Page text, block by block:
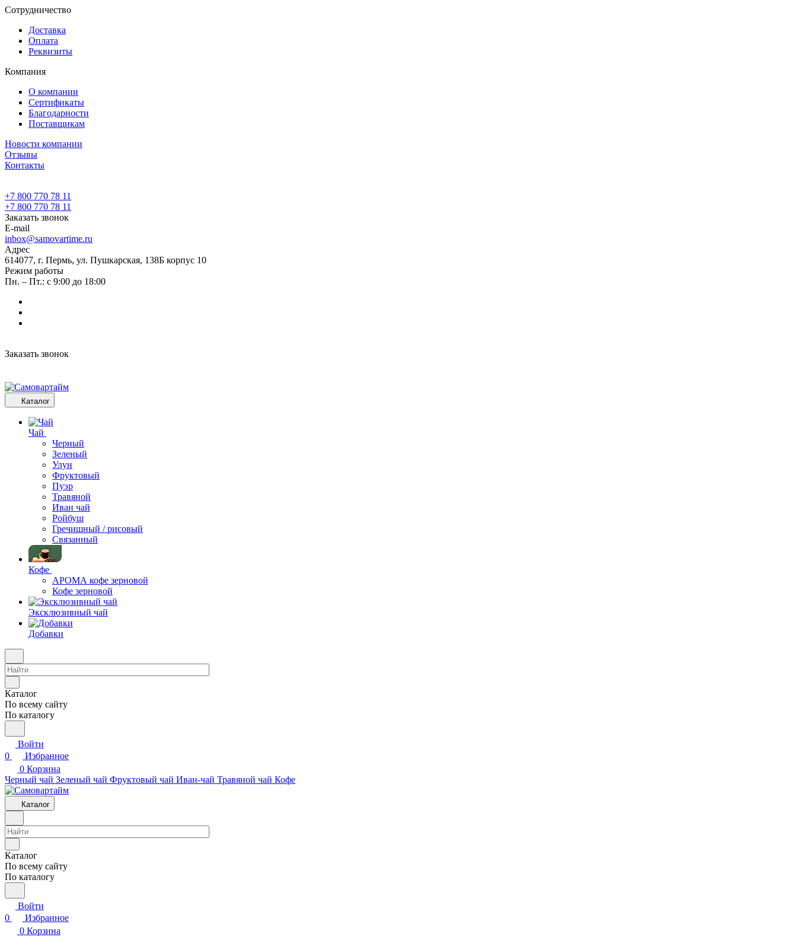
Сотрудничество
Доставка
Оплата
Реквизиты
Компания
О компании
Сертификаты
Благодарности
Поставщикам
Новости компании
Отзывы
Контакты
+7 800 770 78 11
+7 800 770 78 11
Заказать звонок
E-mail
inbox@samovartime.ru
Адрес
614077, г. Пермь, ул. Пушкарская, 138Б корпус 10
Режим работы
Пн. – Пт.: с 9:00 до 18:00
Заказать звонок
Каталог
Чай
Черный
Зеленый
Улун
Фруктовый
Пуэр
Травяной
Иван чай
Ройбуш
Гречишный / рисовый
Связанный
Кофе
АРОМА кофе зерновой
Кофе зерновой
Эксклюзивный чай
Добавки
Каталог
По всему сайту
По каталогу
Войти
0
Избранное
0 Корзина
Черный чай Зеленый чай Фруктовый чай Иван-чай Травяной чай Кофе
Каталог
Каталог
По всему сайту
По каталогу
Войти
0
Избранное
0 Корзина